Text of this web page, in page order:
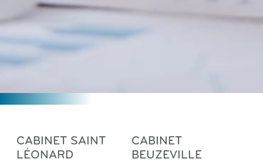
CABINET SAINT
LÉONARD
CABINET
BEUZEVILLE